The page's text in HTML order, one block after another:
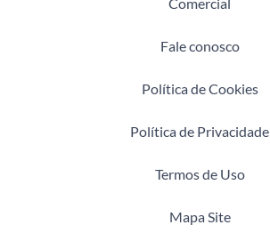
Fale conosco
Política de Cookies
Política de Privacidade
Termos de Uso
Mapa Site